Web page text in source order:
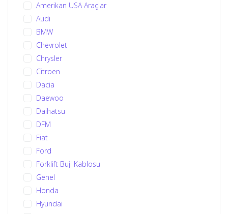
Amerikan USA Araçlar
Audi
BMW
Chevrolet
Chrysler
Citroen
Dacia
Daewoo
Daihatsu
DFM
Fiat
Ford
Forklift Buji Kablosu
Genel
Honda
Hyundai